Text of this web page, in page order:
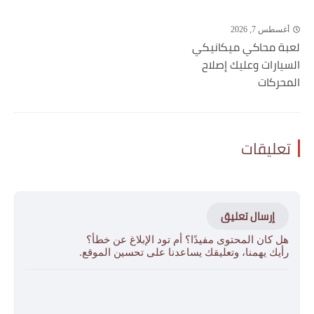
أغسطس 7, 2026
لعبة محاكي ميكانيكي
السيارات وعليك إصلاح
المحركات
تعليقات
إرسال تعليق
هل كان المحتوى مفيدًا؟ أم تود الإبلاغ عن خطأ؟
رأيك يهمنا، وتعليقك يساعدنا على تحسين الموقع.